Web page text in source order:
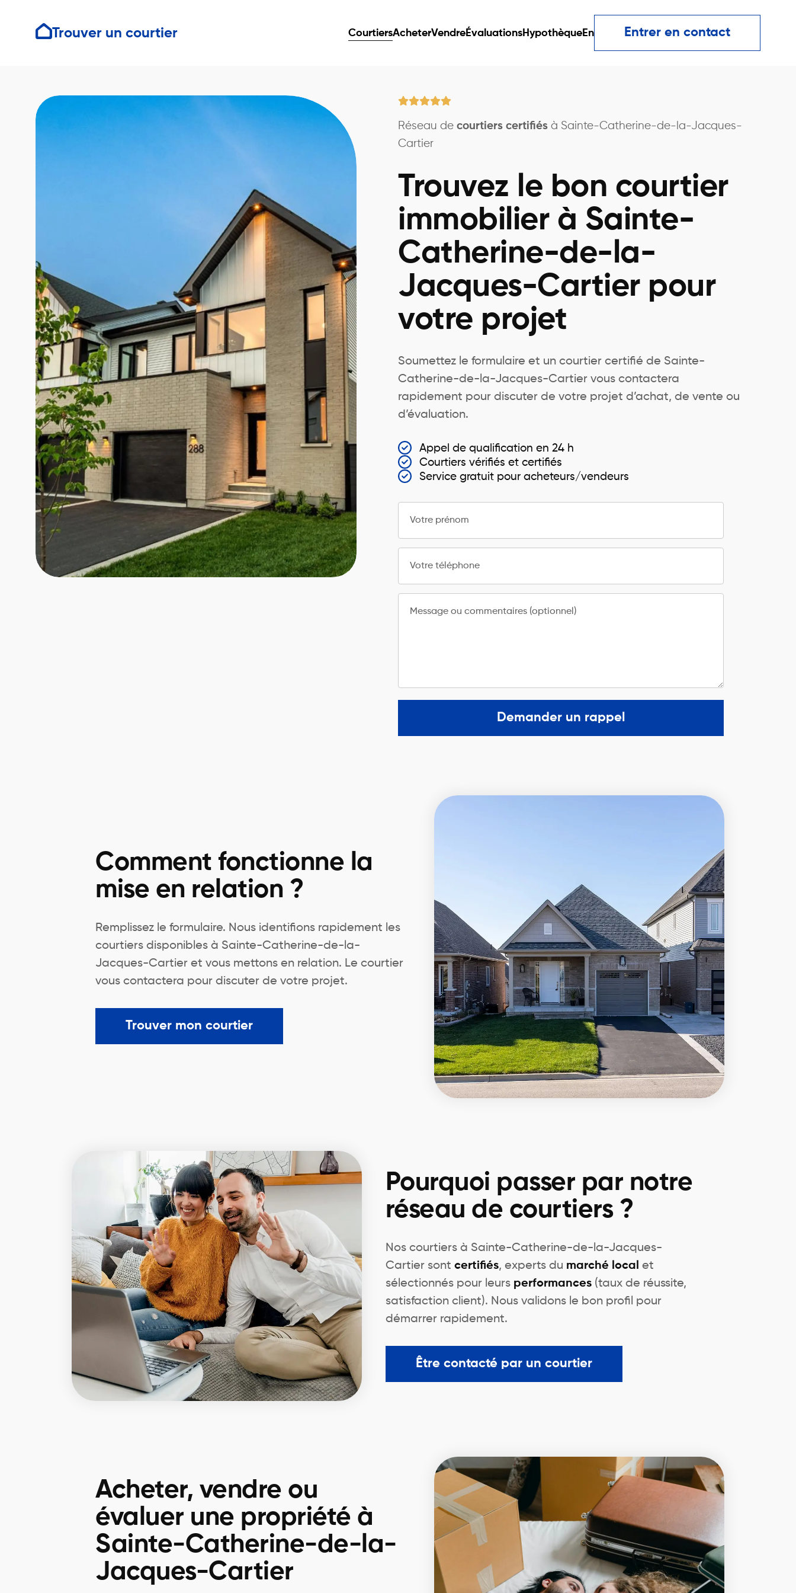
Trouver un courtier CourtiersAcheterVendreÉvaluationsHypothèqueEn Entrer en contact
Réseau de courtiers certifiés à Sainte-Catherine-de-la-Jacques-
Cartier
Trouvez le bon courtier
immobilier à Sainte-
Catherine-de-la-
Jacques-Cartier pour
votre projet
Soumettez le formulaire et un courtier certifié de Sainte-
Catherine-de-la-Jacques-Cartier vous contactera
rapidement pour discuter de votre projet d’achat, de vente ou
d’évaluation.
Appel de qualification en 24 h
Courtiers vérifiés et certifiés
Service gratuit pour acheteurs/vendeurs
Votre prénom
Votre téléphone
Message ou commentaires (optionnel)
Demander un rappel
Comment fonctionne la
mise en relation ?
Remplissez le formulaire. Nous identifions rapidement les
courtiers disponibles à Sainte-Catherine-de-la-
Jacques-Cartier et vous mettons en relation. Le courtier
vous contactera pour discuter de votre projet.
Trouver mon courtier
Pourquoi passer par notre
réseau de courtiers ?
Nos courtiers à Sainte-Catherine-de-la-Jacques-
Cartier sont certifiés, experts du marché local et
sélectionnés pour leurs performances(taux de réussite,
satisfaction client). Nous validons le bon profil pour
démarrer rapidement.
Être contacté par un courtier
Acheter, vendre ou
évaluer une propriété à
Sainte-Catherine-de-la-
Jacques-Cartier